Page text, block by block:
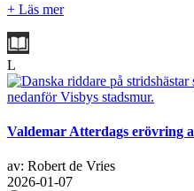
+ Läs mer
L
Valdemar Atterdags erövring
av: Robert de Vries
2026-01-07